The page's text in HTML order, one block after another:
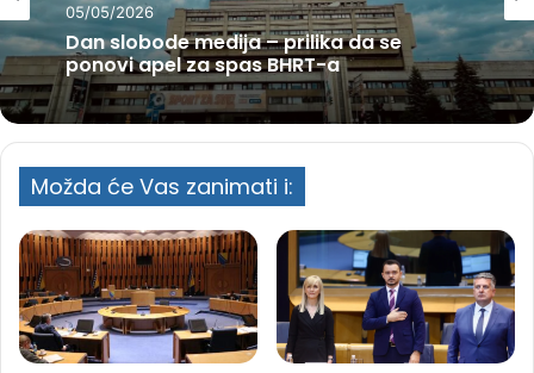
05/05/2026
Dan slobode medija – prilika da se
ponovi apel za spas BHRT-a
Možda će Vas zanimati i: